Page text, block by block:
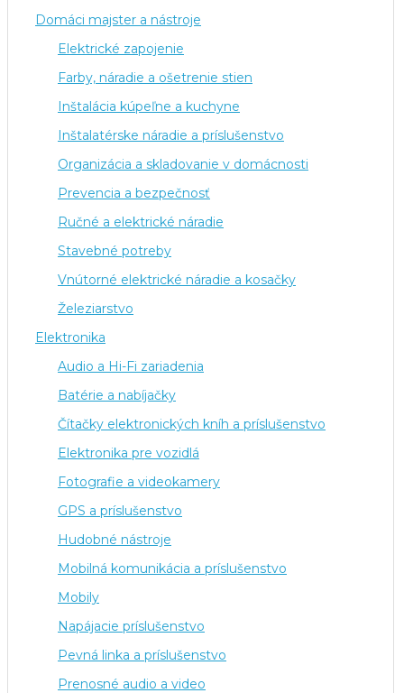
Domáci majster a nástroje
Elektrické zapojenie
Farby, náradie a ošetrenie stien
Inštalácia kúpeľne a kuchyne
Inštalatérske náradie a príslušenstvo
Organizácia a skladovanie v domácnosti
Prevencia a bezpečnosť
Ručné a elektrické náradie
Stavebné potreby
Vnútorné elektrické náradie a kosačky
Železiarstvo
Elektronika
Audio a Hi-Fi zariadenia
Batérie a nabíjačky
Čítačky elektronických kníh a príslušenstvo
Elektronika pre vozidlá
Fotografie a videokamery
GPS a príslušenstvo
Hudobné nástroje
Mobilná komunikácia a príslušenstvo
Mobily
Napájacie príslušenstvo
Pevná linka a príslušenstvo
Prenosné audio a video